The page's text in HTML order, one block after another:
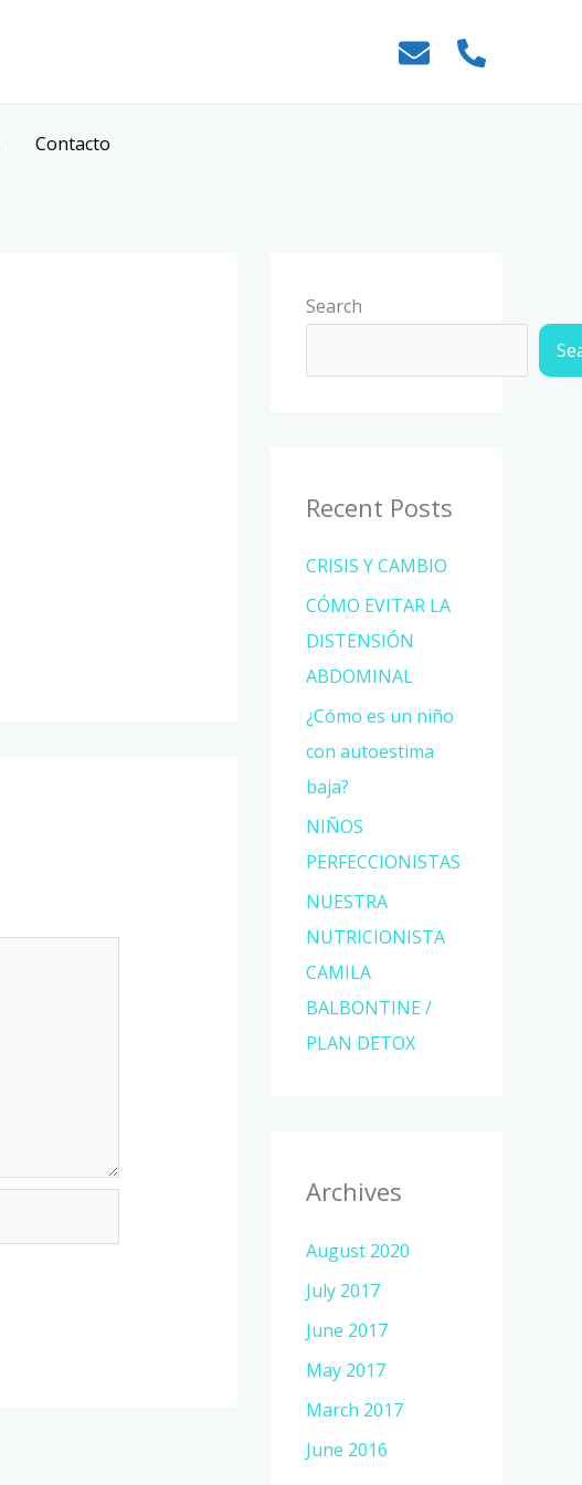
Contacto
Search
Recent Posts
CRISIS Y CAMBIO
CÓMO EVITAR LA
DISTENSIÓN
ABDOMINAL
¿Cómo es un niño
con autoestima
baja?
NIÑOS
PERFECCIONISTAS
NUESTRA
NUTRICIONISTA
CAMILA
BALBONTINE /
PLAN DETOX
Archives
August 2020
July 2017
June 2017
May 2017
March 2017
June 2016